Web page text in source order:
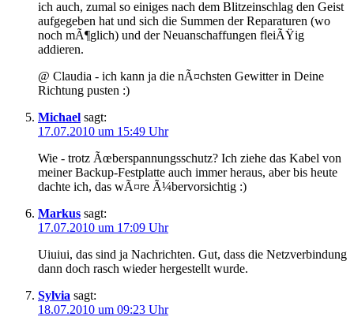
ich auch, zumal so einiges nach dem Blitzeinschlag den Geist
aufgegeben hat und sich die Summen der Reparaturen (wo
noch mÃ¶glich) und der Neuanschaffungen fleiÃŸig
addieren.
@ Claudia - ich kann ja die nÃ¤chsten Gewitter in Deine
Richtung pusten :)
Michael sagt:
17.07.2010 um 15:49 Uhr
Wie - trotz Ãœberspannungsschutz? Ich ziehe das Kabel von
meiner Backup-Festplatte auch immer heraus, aber bis heute
dachte ich, das wÃ¤re Ã¼bervorsichtig :)
Markus sagt:
17.07.2010 um 17:09 Uhr
Uiuiui, das sind ja Nachrichten. Gut, dass die Netzverbindung
dann doch rasch wieder hergestellt wurde.
Sylvia sagt:
18.07.2010 um 09:23 Uhr